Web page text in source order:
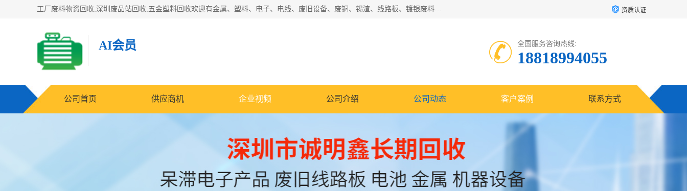
工厂废料物资回收,深圳废品站回收,五金塑料回收欢迎有金属、塑料、电子、电线、废旧设备、废铜、锡渣、线路板、镀银废料、废IC、电子零件、电子脚，等其他废旧物资的单位及个人联系洽谈。对提供息者我们可以提供优厚的业务提成（佣金）。 资质认证
AI会员 全国服务咨询热线:
18818994055
公司首页 供应商机 企业视频 公司介绍 公司动态 客户案例 联系方式